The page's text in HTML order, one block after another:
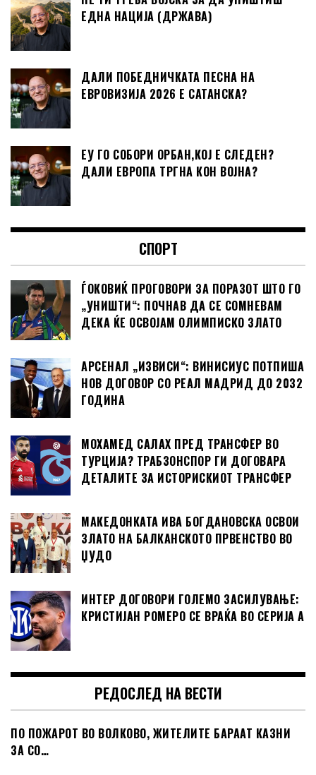
ЕДНА НАЦИЈА (ДРЖАВА)
ДАЛИ ПОБЕДНИЧКАТА ПЕСНА НА
ЕВРОВИЗИЈА 2026 Е САТАНСКА?
ЕУ ГО СОБОРИ ОРБАН,КОЈ Е СЛЕДЕН?
ДАЛИ ЕВРОПА ТРГНА КОН ВОЈНА?
СПОРТ
ЃОКОВИЌ ПРОГОВОРИ ЗА ПОРАЗОТ ШТО ГО
„УНИШТИ“: ПОЧНАВ ДА СЕ СОМНЕВАМ
ДЕКА ЌЕ ОСВОЈАМ ОЛИМПИСКО ЗЛАТО
АРСЕНАЛ „ИЗВИСИ“: ВИНИСИУС ПОТПИША
НОВ ДОГОВОР СО РЕАЛ МАДРИД ДО 2032
ГОДИНА
МОХАМЕД САЛАХ ПРЕД ТРАНСФЕР ВО
ТУРЦИЈА? ТРАБЗОНСПОР ГИ ДОГОВАРА
ДЕТАЛИТЕ ЗА ИСТОРИСКИОТ ТРАНСФЕР
МАКЕДОНКАТА ИВА БОГДАНОВСКА ОСВОИ
ЗЛАТО НА БАЛКАНСКОТО ПРВЕНСТВО ВО
ЏУДО
ИНТЕР ДОГОВОРИ ГОЛЕМО ЗАСИЛУВАЊЕ:
КРИСТИЈАН РОМЕРО СЕ ВРАЌА ВО СЕРИЈА А
РЕДОСЛЕД НА ВЕСТИ
ПО ПОЖАРОТ ВО ВОЛКОВО, ЖИТЕЛИТЕ БАРААТ КАЗНИ
ЗА СО…